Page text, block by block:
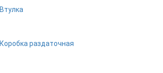
Втулка
Коробка раздаточная